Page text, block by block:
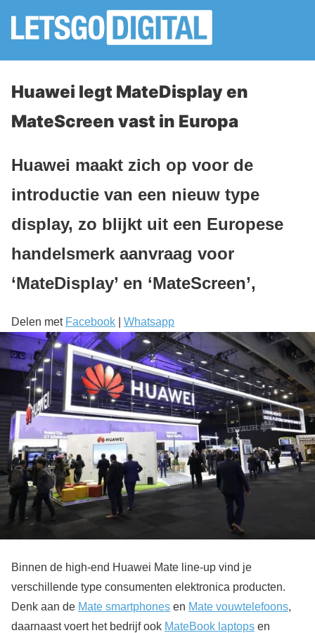
Huawei legt MateDisplay en
MateScreen vast in Europa
Huawei maakt zich op voor de
introductie van een nieuw type
display, zo blijkt uit een Europese
handelsmerk aanvraag voor
‘MateDisplay’ en ‘MateScreen’,
Delen met Facebook Whatsapp
Binnen de high-end Huawei Mate line-up vind je
verschillende type consumenten elektronica producten.
Denk aan de Mate smartphones en Mate vouwtelefoons,
daarnaast voert het bedrijf ook MateBook laptops en